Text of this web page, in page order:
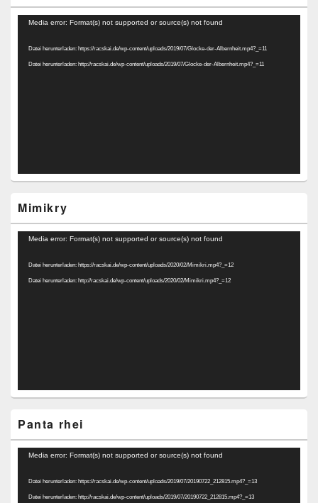
Video-
Media error: Format(s) not supported or source(s) not found
Datei herunterladen: https://racskai.de/wp-content/uploads/2019/07/Glocke-der-Albernheit.mp4?_=11
Datei herunterladen: http://racskai.de/wp-content/uploads/2019/07/Glocke-der-Albernheit.mp4?_=11
Mimikry
Video-
Media error: Format(s) not supported or source(s) not found
Datei herunterladen: https://racskai.de/wp-content/uploads/2020/02/Mimikri.mp4?_=12
Datei herunterladen: http://racskai.de/wp-content/uploads/2020/02/Mimikri.mp4?_=12
Panta rhei
Video-
Media error: Format(s) not supported or source(s) not found
Datei herunterladen: https://racskai.de/wp-content/uploads/2019/07/20190722_212815.mp4?_=13
Datei herunterladen: http://racskai.de/wp-content/uploads/2019/07/20190722_212815.mp4?_=13